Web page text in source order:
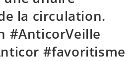
la circulation.
#AnticorVeille
#favoritisme